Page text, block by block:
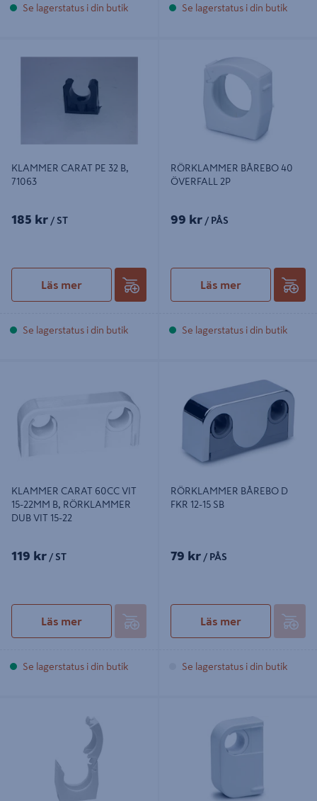
Se lagerstatus i din butik Se lagerstatus i din butik
KLAMMER CARAT PE 32 B,
71063
185 kr / ST
Läs mer
Se lagerstatus i din butik
ÖVERFALL 2P
RÖRKLAMMER BÅREBO 40
ÖVERFALL 2P
99 kr / PÅS
Läs mer
Se lagerstatus i din butik
KLAMMER CARAT 60CC VIT
15-22MM B, RÖRKLAMMER
DUB VIT 15-22
119 kr / ST
Läs mer
Se lagerstatus i din butik
RÖRKLAMMER BÅREBO D
FKR 12-15 SB
79 kr / PÅS
Läs mer
Se lagerstatus i din butik